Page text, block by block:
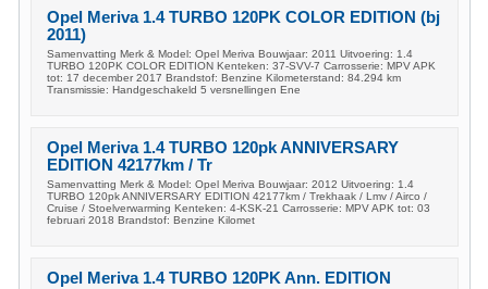
Opel Meriva 1.4 TURBO 120PK COLOR EDITION (bj
2011)
Samenvatting Merk & Model: Opel Meriva Bouwjaar: 2011 Uitvoering: 1.4
TURBO 120PK COLOR EDITION Kenteken: 37-SVV-7 Carrosserie: MPV APK
tot: 17 december 2017 Brandstof: Benzine Kilometerstand: 84.294 km
Transmissie: Handgeschakeld 5 versnellingen Ene
Opel Meriva 1.4 TURBO 120pk ANNIVERSARY
EDITION 42177km / Tr
Samenvatting Merk & Model: Opel Meriva Bouwjaar: 2012 Uitvoering: 1.4
TURBO 120pk ANNIVERSARY EDITION 42177km / Trekhaak / Lmv / Airco /
Cruise / Stoelverwarming Kenteken: 4-KSK-21 Carrosserie: MPV APK tot: 03
februari 2018 Brandstof: Benzine Kilomet
Opel Meriva 1.4 TURBO 120PK Ann. EDITION